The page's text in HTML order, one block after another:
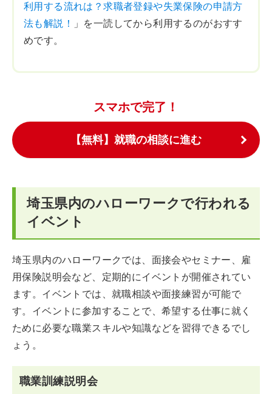
利用する流れは？求職者登録や失業保険の申請方
法も解説！
」を一読してから利用するのがおすす
めです。
スマホで完了！
【無料】就職の相談に進む
埼玉県内のハローワークで行われる
イベント
埼玉県内のハローワークでは、面接会やセミナー、雇
用保険説明会など、定期的にイベントが開催されてい
ます。イベントでは、就職相談や面接練習が可能で
す。イベントに参加することで、希望する仕事に就く
ために必要な職業スキルや知識などを習得できるでし
ょう。
職業訓練説明会